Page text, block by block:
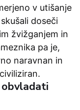
v utišanje
doseči
žvižganjem in
pa je,
naravnan in